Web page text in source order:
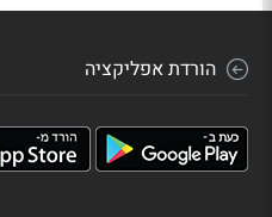
הורדת אפליקציה